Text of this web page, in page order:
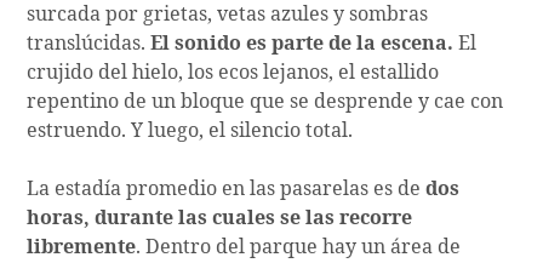
surcada por grietas, vetas azules y sombras
translúcidas.El sonido es parte de la escena. El
crujido del hielo, los ecos lejanos, el estallido
repentino de un bloque que se desprende y cae con
estruendo. Y luego, el silencio total.
La estadía promedio en las pasarelas es dedos
horas, durante las cuales se las recorre
libremente. Dentro del parque hay un área de